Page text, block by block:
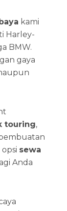
kami
Harley-
BMW.
gaya
touring,
sewa
Anda